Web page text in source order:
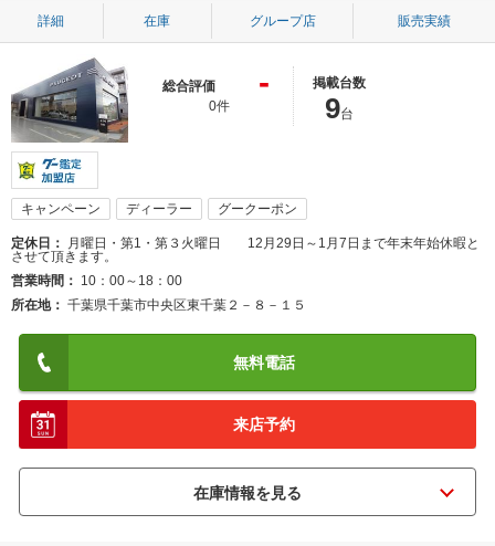
詳細 在庫 グループ店 販売実績
総合評価 -
0件
掲載台数
9台
キャンペーン ディーラー グークーポン
定休日
月曜日・第1・第３火曜日 12月29日～1月7日まで年末年始休暇と
させて頂きます。
営業時間
10：00～18：00
所在地
千葉県千葉市中央区東千葉２－８－１５
無料電話
来店予約